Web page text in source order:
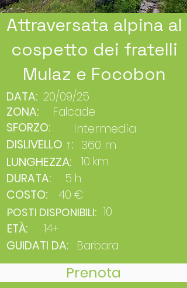
Attraversata alpina al
cospetto dei fratelli
Mulaz e Focobon
DATA: 20/09/25
ZONA:
Falcade
SFORZO:
Intermedia
DISLIVELLO ↑: 360 m
LUNGHEZZA:
10 km
DURATA:
5 h
40 €
COSTO:
10
POSTI DISPONIBILI:
ETÀ:
14+
GUIDATI DA: Barbara
Prenota